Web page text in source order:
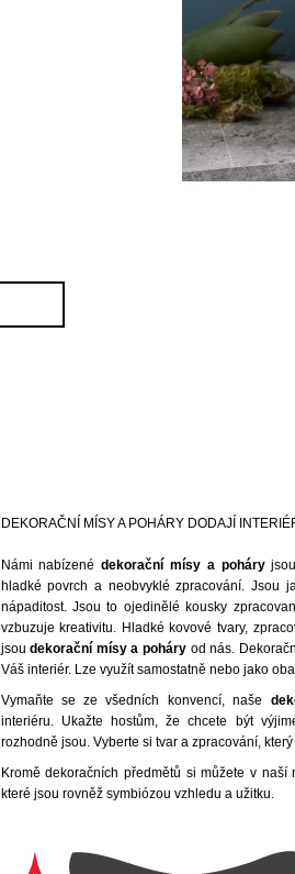
DEKORAČNÍ MÍSY A POHÁRY DODAJÍ
Námi nabízenédekorační mísy a poháryjsou
hladké povrch a neobvyklé zpracování. Jsou
nápaditost. Jsou to ojedinělé kousky
vzbuzuje kreativitu. Hladké kovové tvary,
jsoudekorační mísy a poháryod nás.
Váš interiér. Lze využít samostatně nebo jako
Vymaňte se ze všedních konvencí, naše
interiéru. Ukažte hostům, že chcete být
rozhodně jsou. Vyberte si tvar a zpracování,
Kromě dekoračních předmětů si můžete v
které jsou rovněž symbiózou vzhledu a užitku.